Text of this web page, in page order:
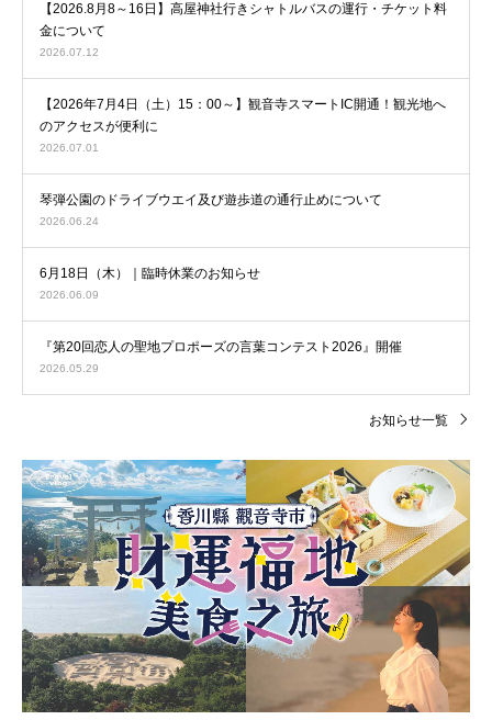
【2026.8月8～16日】高屋神社行きシャトルバスの運行・チケット料
金について
2026.07.12
【2026年7月4日（土）15：00～】観音寺スマートIC開通！観光地へ
のアクセスが便利に
2026.07.01
琴弾公園のドライブウエイ及び遊歩道の通行止めについて
2026.06.24
6月18日（木）｜臨時休業のお知らせ
2026.06.09
『第20回恋人の聖地プロポーズの言葉コンテスト2026』開催
2026.05.29
お知らせ一覧